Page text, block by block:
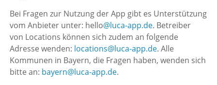
Bei Fragen zur Nutzung der App gibt es Unterstützung
vom Anbieter unter: hello@luca-app.de. Betreiber
von Locations können sich zudem an folgende
Adresse wenden: locations@luca-app.de. Alle
Kommunen in Bayern, die Fragen haben, wenden sich
bitte an: bayern@luca-app.de.